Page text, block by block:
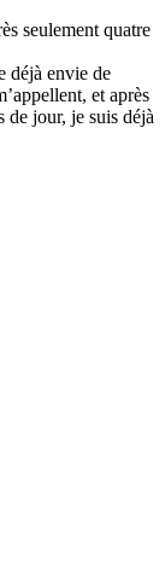
seulement quatre
déjà envie de
et après
de jour, je suis déjà